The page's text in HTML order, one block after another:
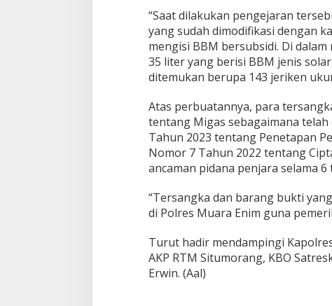
a
m
a
n
k
n
“Saat dilakukan pengejaran
yang sudah dimodifikasi dengan
mengisi BBM bersubsidi. Di
35 liter yang berisi BBM jenis
ditemukan berupa 143 jeriken
Atas perbuatannya, para
tentang Migas sebagaimana telah
Tahun 2023 tentang Penetapan
Nomor 7 Tahun 2022 tentang
ancaman pidana penjara selama 6
“Tersangka dan barang bukti
di Polres Muara Enim guna
Turut hadir mendampingi
AKP RTM Situmorang, KBO
Erwin. (Aal)